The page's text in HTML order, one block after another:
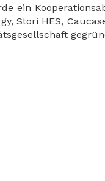
ein
Stori HES,